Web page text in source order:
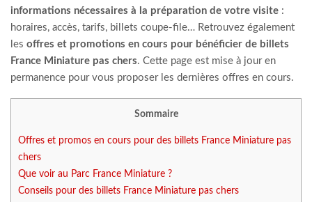
informations nécessaires à la préparation de votre visite :
horaires, accès, tarifs, billets coupe-file… Retrouvez également
les offres et promotions en cours pour bénéficier de billets
France Miniature pas chers. Cette page est mise à jour en
permanence pour vous proposer les dernières offres en cours.
Sommaire
Offres et promos en cours pour des billets France Miniature pas
chers
Que voir au Parc France Miniature ?
Conseils pour des billets France Miniature pas chers